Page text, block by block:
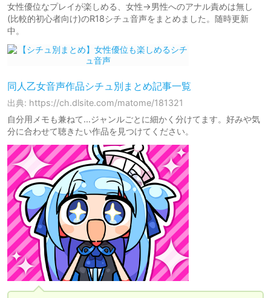
女性優位なプレイが楽しめる、女性→男性へのアナル責めは無し
(比較的初心者向け)のR18シチュ音声をまとめました。‬随時更新
中。
同人乙女音声作品シチュ別まとめ記事一覧
出典: https://ch.dlsite.com/matome/181321
自分用メモも兼ねて…ジャンルごとに細かく分けてます。好みや気
分に合わせて聴きたい作品を見つけてください。